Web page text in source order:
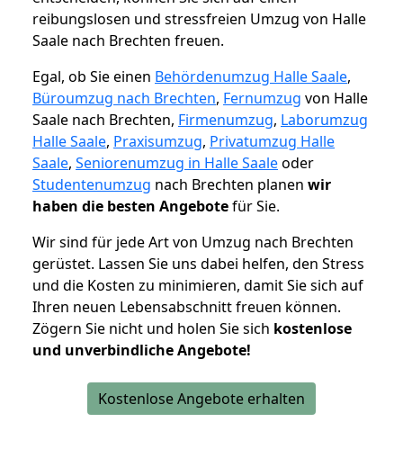
reibungslosen und stressfreien Umzug von Halle
Saale nach Brechten freuen.
Egal, ob Sie einen Behördenumzug Halle Saale,
Büroumzug nach Brechten, Fernumzug von Halle
Saale nach Brechten, Firmenumzug, Laborumzug
Halle Saale, Praxisumzug, Privatumzug Halle
Saale, Seniorenumzug in Halle Saaleoder
Studentenumzug nach Brechten planen wir
haben die besten Angebotefür Sie.
Wir sind für jede Art von Umzug nach Brechten
gerüstet. Lassen Sie uns dabei helfen, den Stress
und die Kosten zu minimieren, damit Sie sich auf
Ihren neuen Lebensabschnitt freuen können.
Zögern Sie nicht und holen Sie sich kostenlose
und unverbindliche Angebote!
Kostenlose Angebote erhalten